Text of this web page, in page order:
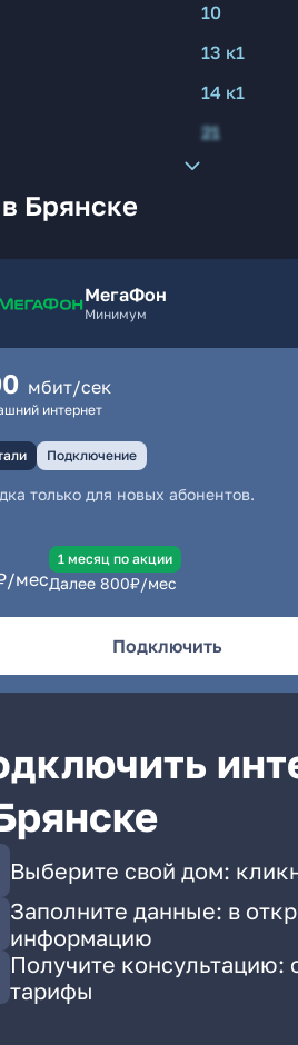
10
13 к1
14 к1
21
Брянске
МегаФон
Минимум
мбит/сек
интернет
Подключение
только для новых абонентов.
мес
1 месяц по акции
Далее 800₽/мес
Подключить
Выберите свой дом:
Заполните данные: в
информацию
Получите консультацию:
тарифы